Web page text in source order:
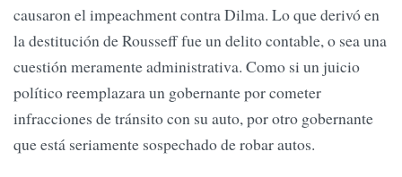
causaron el impeachment contra Dilma. Lo que derivó en
la destitución de Rousseff fue un delito contable, o sea una
cuestión meramente administrativa. Como si un juicio
político reemplazara un gobernante por cometer
infracciones de tránsito con su auto, por otro gobernante
que está seriamente sospechado de robar autos.